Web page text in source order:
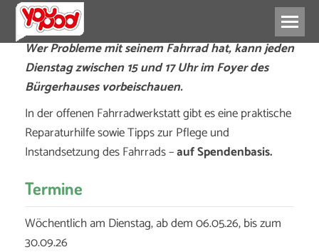
Wer Probleme mit seinem Fahrrad hat, kann jeden
Dienstag zwischen 15 und 17 Uhr im Foyer des
Bürgerhauses vorbeischauen.
In der offenen Fahrradwerkstatt gibt es eine praktische
Reparaturhilfe sowie Tipps zur Pflege und
Instandsetzung des Fahrrads –auf Spendenbasis.
Termine
Wöchentlich am Dienstag, ab dem 06.05.26, bis zum
30.09.26